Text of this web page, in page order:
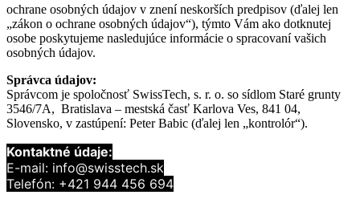
ochrane osobných údajov v znení neskorších predpisov (ďalej len
„zákon o ochrane osobných údajov“), týmto Vám ako dotknutej
osobe poskytujeme nasledujúce informácie o spracovaní vašich
osobných údajov.
Správca údajov:
Správcom je spoločnosť SwissTech, s. r. o. so sídlom Staré grunty
3546/7A, Bratislava – mestská časť Karlova Ves, 841 04,
Slovensko, v zastúpení: Peter Babic (ďalej len „kontrolór“).
Kontaktné údaje:
E-mail: info@swisstech.sk
Telefón: +421 944 456 694